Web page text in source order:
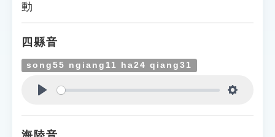
遊戲專區
教學應用
貓頭鷹博士
動
四縣音
song55 ngiang11 ha24 qiang31